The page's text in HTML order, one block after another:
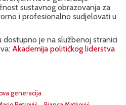
sustavnog obrazovanja za
i profesionalno sudjelovati u
dostupno je na službenoj stranici
Akademija političkog liderstva
generacija